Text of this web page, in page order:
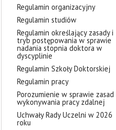
Regulamin organizacyjny
Regulamin studiów
Regulamin określający zasady i
tryb postępowania w sprawie
nadania stopnia doktora w
dyscyplinie
Regulamin Szkoły Doktorskiej
Regulamin pracy
Porozumienie w sprawie zasad
wykonywania pracy zdalnej
Uchwały Rady Uczelni w 2026
roku